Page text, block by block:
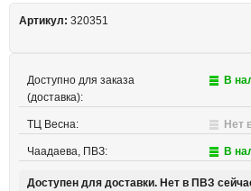
Артикул: 320351
Доступно для заказа
(доставка):
В
ТЦ Весна: Нет
Чаадаева, ПВЗ: В
Доступен для доставки. Нет в ПВЗ